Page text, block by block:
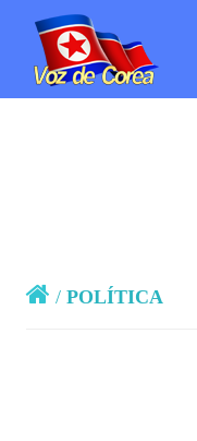
/POLÍTICA